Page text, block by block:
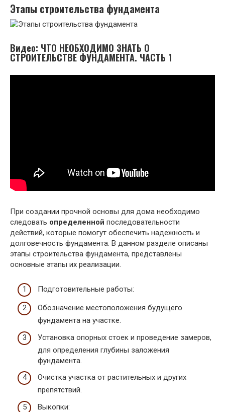
Этапы строительства фундамента
Видео: ЧТО НЕОБХОДИМО ЗНАТЬ О
СТРОИТЕЛЬСТВЕ ФУНДАМЕНТА. ЧАСТЬ 1
При создании прочной основы для дома необходимо
следовать определенной последовательности
действий, которые помогут обеспечить надежность и
долговечность фундамента. В данном разделе описаны
этапы строительства фундамента, представлены
основные этапы их реализации.
Подготовительные работы:
Обозначение местоположения будущего
фундамента на участке.
Установка опорных стоек и проведение замеров,
для определения глубины заложения
фундамента.
Очистка участка от растительных и других
препятствий.
Выкопки: